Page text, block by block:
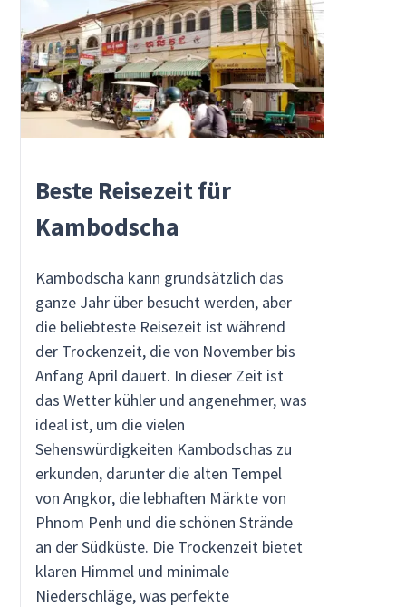
Beste Reisezeit für
Kambodscha
Kambodscha kann grundsätzlich das
ganze Jahr über besucht werden, aber
die beliebteste Reisezeit ist während
der Trockenzeit, die von November bis
Anfang April dauert. In dieser Zeit ist
das Wetter kühler und angenehmer, was
ideal ist, um die vielen
Sehenswürdigkeiten Kambodschas zu
erkunden, darunter die alten Tempel
von Angkor, die lebhaften Märkte von
Phnom Penh und die schönen Strände
an der Südküste. Die Trockenzeit bietet
klaren Himmel und minimale
Niederschläge, was perfekte